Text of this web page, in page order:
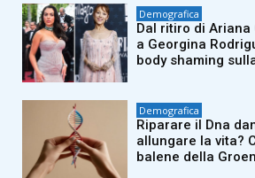
Demografica
Dal ritiro di
a Georgina
body shaming
Demografica
Riparare il Dna
allungare la vita?
balene della